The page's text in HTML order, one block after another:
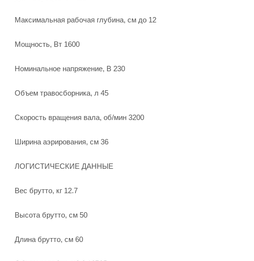
Максимальная рабочая глубина, см до 12
Мощность, Вт 1600
Номинальное напряжение, В 230
Объем травосборника, л 45
Скорость вращения вала, об/мин 3200
Ширина аэрирования, см 36
ЛОГИСТИЧЕСКИЕ ДАННЫЕ
Вес брутто, кг 12.7
Высота брутто, см 50
Длина брутто, см 60